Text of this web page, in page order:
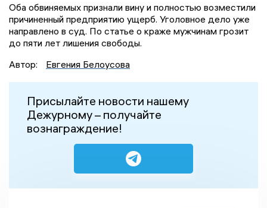
Оба обвиняемых признали вину и полностью возместили
причиненный предприятию ущерб. Уголовное дело уже
направлено в суд. По статье о краже мужчинам грозит
до пяти лет лишения свободы.
Автор:
Евгения Белоусова
Присылайте новости нашему
Дежурному – получайте
вознаграждение!